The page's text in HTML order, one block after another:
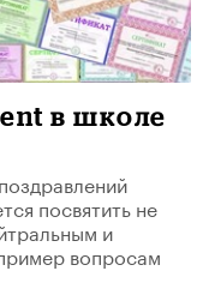
в школе
посвятить не
и
вопросам